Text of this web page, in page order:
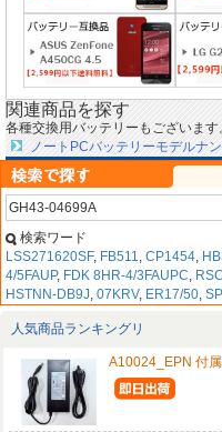
関連商品を探す
各種交換用バッテリーもございます
ノートPCバッテリーモデルナ
検索ワード
LSS271620SF, FB511, CP1454,
4/5FAUP, FDK 8HR-4/3FAUPC,
HSTNN-DB9J, 07KRV, ER17/50,
人気商品ランキングリ
A10024_EPN 付